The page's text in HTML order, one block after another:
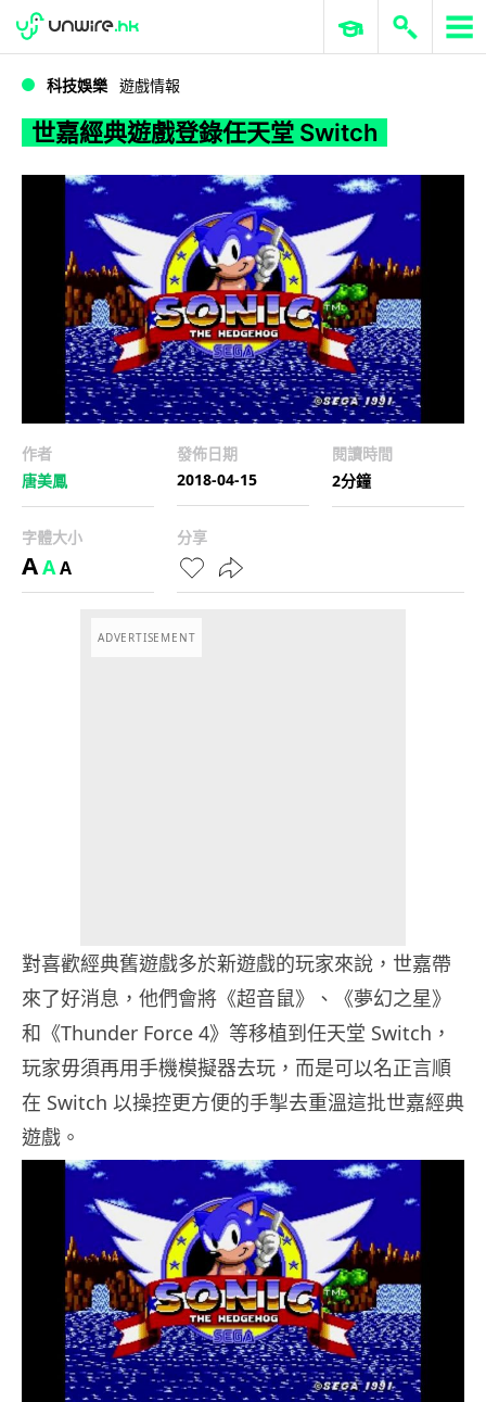
世嘉經典遊戲登錄任天堂 Switch
WWDC 2026 ERP 與商業 AI
科技娛樂 遊戲情報
世嘉經典遊戲登錄任天堂 Switch
作者
唐美鳳
發佈日期
2018-04-15
閱讀時間
2分鐘
字體大小
AAA
分享
ADVERTISEMENT
對喜歡經典舊遊戲多於新遊戲的玩家來說，世嘉帶
來了好消息，他們會將《超音鼠》、《夢幻之星》
和《Thunder Force 4》等移植到任天堂 Switch，
玩家毋須再用手機模擬器去玩，而是可以名正言順
在 Switch 以操控更方便的手掣去重溫這批世嘉經典
遊戲。